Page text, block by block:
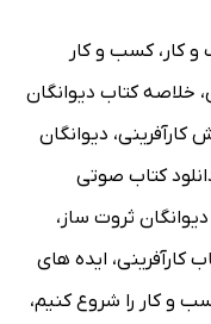
کار ،کسب و کار
، خلاصه کتاب دیوانگان
کارآفرینی، دیوانگان
کتاب صوتی
ثروت ساز ،
کارآفرینی، ایده های
و کار را شروع کنیم،